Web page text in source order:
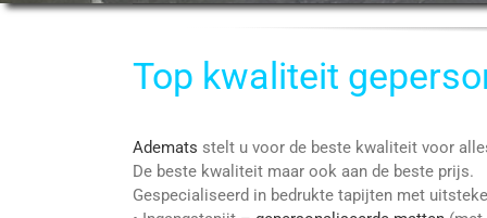
Top kwaliteit
Ademats stelt u voor de beste kwaliteit voor
De beste kwaliteit maar ook aan de beste prijs.
Gespecialiseerd in bedrukte tapijten met